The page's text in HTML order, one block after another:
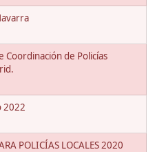
de Policías
2022
POLICÍAS LOCALES 2020